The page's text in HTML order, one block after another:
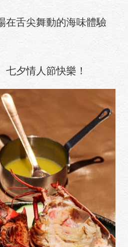
在舌尖舞動的海味體驗
夕情人節快樂！